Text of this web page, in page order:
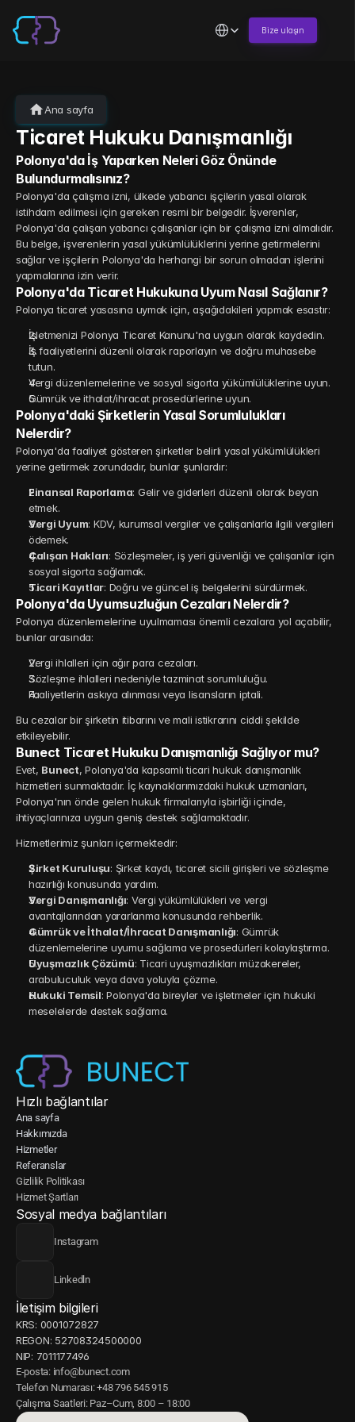
Select Language
Bize ulaşın
Ana sayfa
Ticaret Hukuku Danışmanlığı
Polonya'da İş Yaparken Neleri Göz Önünde
Bulundurmalısınız?
Polonya'da çalışma izni, ülkede yabancı işçilerin yasal olarak
istihdam edilmesi için gereken resmi bir belgedir. İşverenler,
Polonya'da çalışan yabancı çalışanlar için bir çalışma izni almalıdır.
Bu belge, işverenlerin yasal yükümlülüklerini yerine getirmelerini
sağlar ve işçilerin Polonya'da herhangi bir sorun olmadan işlerini
yapmalarına izin verir.
Polonya'da Ticaret Hukukuna Uyum Nasıl Sağlanır?
Polonya ticaret yasasına uymak için, aşağıdakileri yapmak esastır:
İşletmenizi Polonya Ticaret Kanunu'na uygun olarak kaydedin.
İş faaliyetlerini düzenli olarak raporlayın ve doğru muhasebe
tutun.
Vergi düzenlemelerine ve sosyal sigorta yükümlülüklerine uyun.
Gümrük ve ithalat/ihracat prosedürlerine uyun.
Polonya'daki Şirketlerin Yasal Sorumlulukları
Nelerdir?
Polonya'da faaliyet gösteren şirketler belirli yasal yükümlülükleri
yerine getirmek zorundadır, bunlar şunlardır:
Finansal Raporlama: Gelir ve giderleri düzenli olarak beyan
etmek.
Vergi Uyum: KDV, kurumsal vergiler ve çalışanlarla ilgili vergileri
ödemek.
Çalışan Hakları: Sözleşmeler, iş yeri güvenliği ve çalışanlar için
sosyal sigorta sağlamak.
Ticari Kayıtlar: Doğru ve güncel iş belgelerini sürdürmek.
Polonya'da Uyumsuzluğun Cezaları Nelerdir?
Polonya düzenlemelerine uyulmaması önemli cezalara yol açabilir,
bunlar arasında:
Vergi ihlalleri için ağır para cezaları.
Sözleşme ihlalleri nedeniyle tazminat sorumluluğu.
Faaliyetlerin askıya alınması veya lisansların iptali.
Bu cezalar bir şirketin itibarını ve mali istikrarını ciddi şekilde
etkileyebilir.
Bunect Ticaret Hukuku Danışmanlığı Sağlıyor mu?
Evet, Bunect, Polonya'da kapsamlı ticari hukuk danışmanlık
hizmetleri sunmaktadır. İç kaynaklarımızdaki hukuk uzmanları,
Polonya'nın önde gelen hukuk firmalarıyla işbirliği içinde,
ihtiyaçlarınıza uygun geniş destek sağlamaktadır.
Hizmetlerimiz şunları içermektedir:
Şirket Kuruluşu: Şirket kaydı, ticaret sicili girişleri ve sözleşme
hazırlığı konusunda yardım.
Vergi Danışmanlığı: Vergi yükümlülükleri ve vergi
avantajlarından yararlanma konusunda rehberlik.
Gümrük ve İthalat/İhracat Danışmanlığı: Gümrük
düzenlemelerine uyumu sağlama ve prosedürleri kolaylaştırma.
Uyuşmazlık Çözümü: Ticari uyuşmazlıkları müzakereler,
arabuluculuk veya dava yoluyla çözme.
Hukuki Temsil: Polonya'da bireyler ve işletmeler için hukuki
meselelerde destek sağlama.
Hızlı bağlantılar
Ana sayfa
Hakkımızda
Hizmetler
Referanslar
Gizlilik Politikası
Hizmet Şartları
Sosyal medya bağlantıları
Instagram
Linkedln
İletişim bilgileri
KRS: 0001072827
REGON: 52708324500000
NIP: 7011177496
E-posta: info@bunect.com
Telefon Numarası: +48 796 545 915
Çalışma Saatleri: Paz–Cum, 8:00 – 18:00